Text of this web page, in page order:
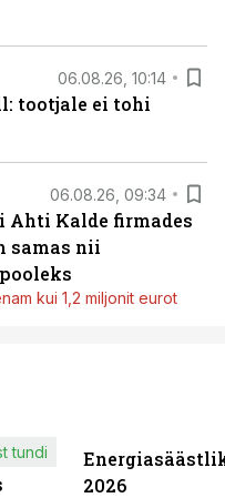
06.08.26, 10:14
tootjale ei tohi
06.08.26, 09:34
Ahti Kalde firmades
samas nii
kui 1,2 miljonit eurot
tundi
2026